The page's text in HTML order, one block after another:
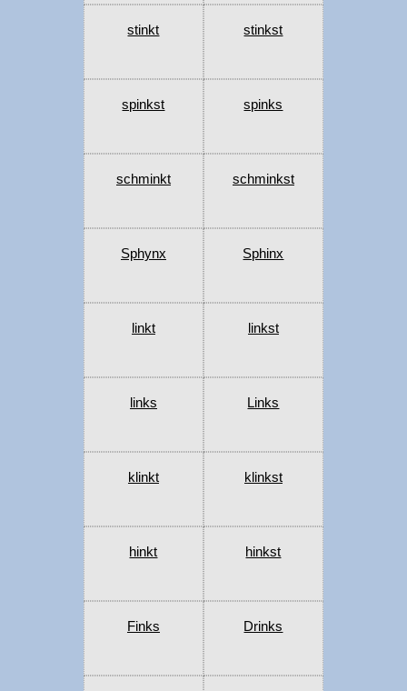
stinkt stinkst
spinkst spinks
schminkt schminkst
Sphynx Sphinx
linkt linkst
links Links
klinkt klinkst
hinkt hinkst
Finks Drinks